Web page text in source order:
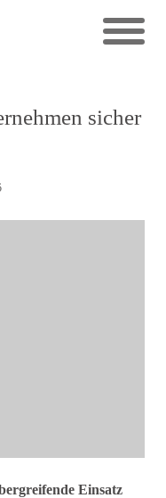
sicher
Einsatz